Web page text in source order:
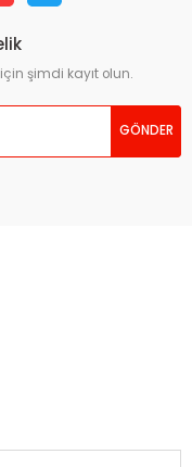
şimdi kayıt olun.
GÖNDER